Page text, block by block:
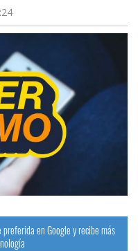
en Google y recibe más